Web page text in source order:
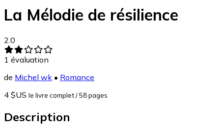
La Mélodie de résilience
2.0
1 évaluation
de Michel wk • Romance
4 $US le livre complet/ 58 pages
Description